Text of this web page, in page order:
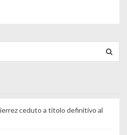
ceduto a titolo definitivo al